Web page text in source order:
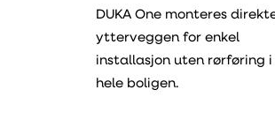
DUKA One monteres
ytterveggen for enkel
installasjon uten rørføring i
hele boligen.